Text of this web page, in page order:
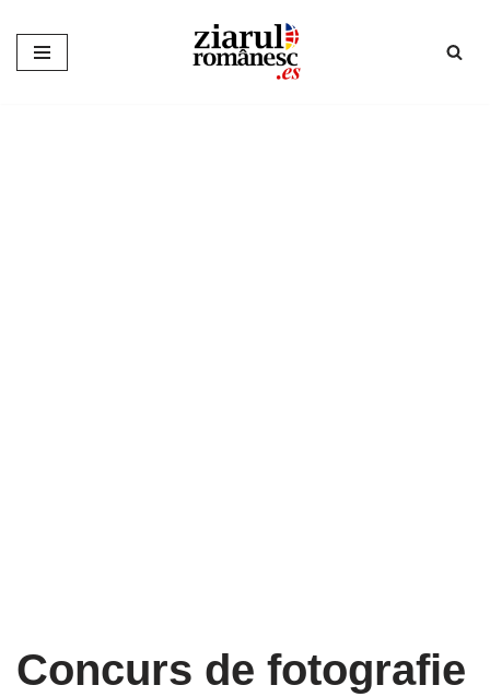
Sari
Concurs de fotografie